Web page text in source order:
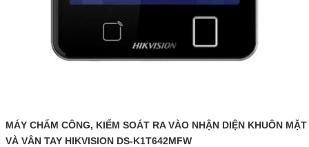
MÁY CHẤM CÔNG, KIỂM SOÁT RA VÀO NHẬN DIỆN KHUÔN MẶT
VÀ VÂN TAY HIKVISION DS-K1T642MFW